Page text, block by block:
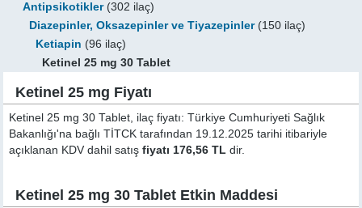
Antipsikotikler(302 ilaç)
Diazepinler, Oksazepinler ve Tiyazepinler(150 ilaç)
Ketiapin (96 ilaç)
Ketinel 25 mg 30 Tablet
Ketinel 25 mg Fiyatı
Ketinel 25 mg 30 Tablet, ilaç fiyatı: Türkiye Cumhuriyeti Sağlık
Bakanlığı'na bağlı TİTCK tarafından 19.12.2025 tarihi itibariyle
açıklanan KDV dahil satışfiyatı 176,56 TL dir.
Ketinel 25 mg 30 Tablet Etkin Maddesi